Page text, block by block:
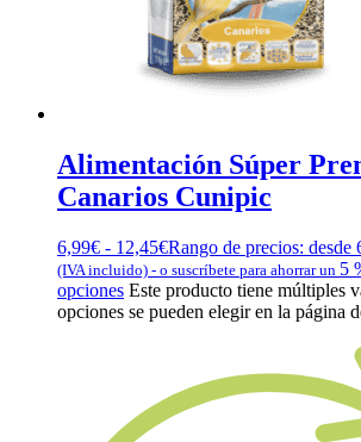
Alimentación Súper
Canarios Cunipic
6,99€ - 12,45€Rango de precios: desde
(IVA incluido) - o suscríbete para ahorrar un 5
opciones Este producto tiene múltiples
opciones se pueden elegir en la página